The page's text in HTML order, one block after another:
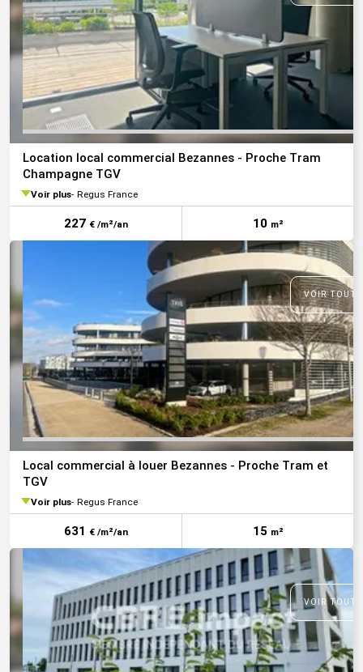
Location local commercial Bezannes - Proche Tram
Champagne TGV
Voir plus Regus France
227 € /m²/an 10 m²
VOIR
Local commercial à louer Bezannes - Proche Tram et
TGV
Voir plus Regus France
631 € /m²/an 15 m²
VOIR